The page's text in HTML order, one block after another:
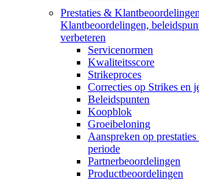
Prestaties & Klantbeoordelingen
Klantbeoordelingen,
verbeteren
Servicenormen
Kwaliteitsscore
Strikeproces
Correcties op Strikes en
Beleidspunten
Koopblok
Groeibeloning
Aanspreken op
periode
Partnerbeoordelingen
Productbeoordelingen